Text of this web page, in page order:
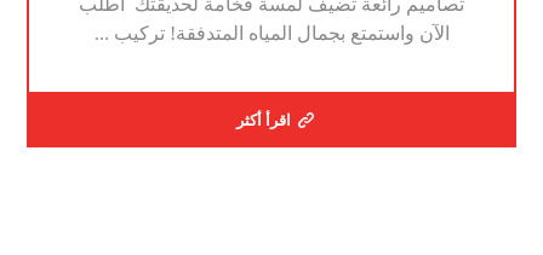
تصاميم رائعة تضيف لمسة فخامة لحديقتك اطلب
الآن واستمتع بجمال المياه المتدفقة! تركيب ...
اقرأ أكثر